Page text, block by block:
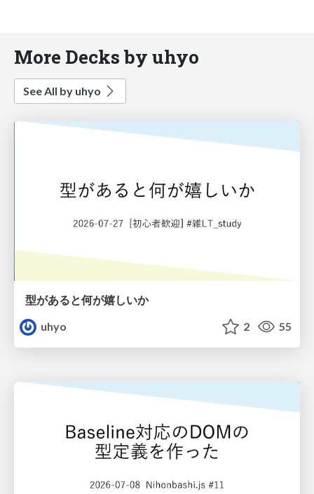
More Decks by uhyo
See All by uhyo
型があると何が嬉しいか
uhyo
2 55